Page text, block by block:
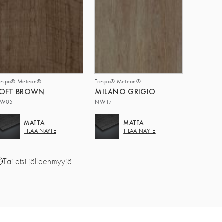
Meteon®
BROWN
MATTA
TILAA NÄYTE
Trespa® Meteon®
MILANO GRIGIO
NW17
MATTA
TILAA NÄYTE
Tai etsi jälleenmyyjä